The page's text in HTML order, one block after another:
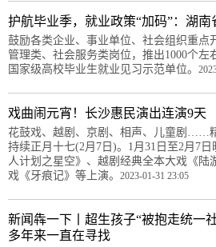
护航毕业季，就业政策“加码”：湖
鼓励各类企业、事业单位、社会组织重点
管理类、社会服务类岗位，推出1000个左
国家级高校毕业生就业见习示范单位。
戏曲闹元宵！长沙惠民演出连演9天
花鼓戏、越剧、京剧、相声、儿童剧……
持续正月十七(2月7日)。1月31日至2月7
人计划之星空》、越剧经典全本大戏《陆
戏《牙痕记》等上演。 2023-01-31 23:05
新闻犇一下丨超生孩子“被抱走统一
多年来一直在寻找